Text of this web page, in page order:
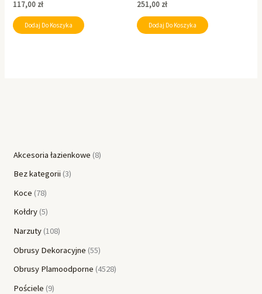
Akcesoria łazienkowe 8
Bez kategorii 3
Koce 78
Kołdry 5
Narzuty 108
Obrusy Dekoracyjne 55
Obrusy Plamoodporne 4528
Pościele 9
117,00 zł
Dodaj Do Koszyka
251,00 zł
Dodaj Do Koszyka